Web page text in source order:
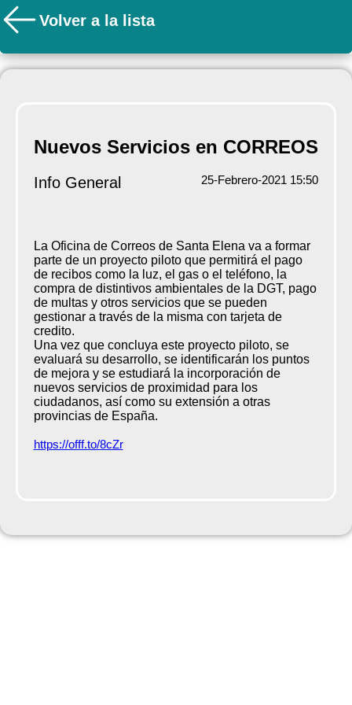
Volver a la lista
Nuevos Servicios en CORREOS
Info General 25-Febrero-2021 15:50
La Oficina de Correos de Santa Elena va a formar
parte de un proyecto piloto que permitirá el pago
de recibos como la luz, el gas o el teléfono, la
compra de distintivos ambientales de la DGT, pago
de multas y otros servicios que se pueden
gestionar a través de la misma con tarjeta de
credito.
Una vez que concluya este proyecto piloto, se
evaluará su desarrollo, se identificarán los puntos
de mejora y se estudiará la incorporación de
nuevos servicios de proximidad para los
ciudadanos, así como su extensión a otras
provincias de España.
https://offf.to/8cZr